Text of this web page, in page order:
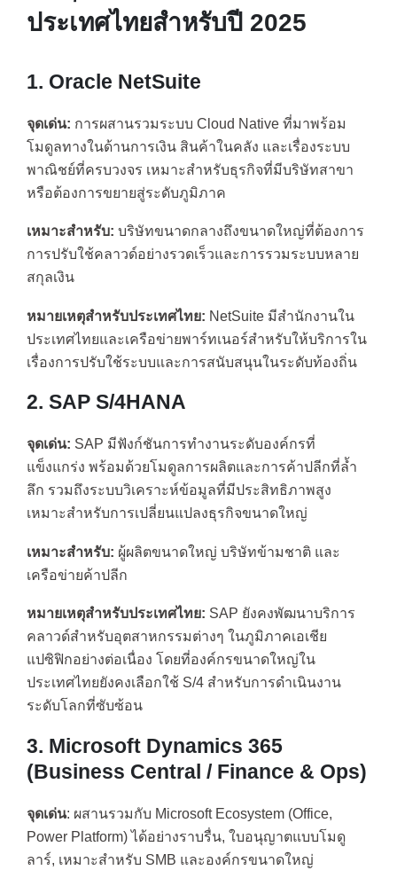
ประเทศไทยสำหรับปี 2025
1. Oracle NetSuite
จุดเด่น: การผสานรวมระบบ Cloud Native ที่มาพร้อม
โมดูลทางในด้านการเงิน สินค้าในคลัง และเรื่องระบบ
พาณิชย์ที่ครบวงจร เหมาะสำหรับธุรกิจที่มีบริษัทสาขา
หรือต้องการขยายสู่ระดับภูมิภาค
เหมาะสำหรับ: บริษัทขนาดกลางถึงขนาดใหญ่ที่ต้องการ
การปรับใช้คลาวด์อย่างรวดเร็วและการรวมระบบหลาย
สกุลเงิน
หมายเหตุสำหรับประเทศไทย: NetSuite มีสำนักงานใน
ประเทศไทยและเครือข่ายพาร์ทเนอร์สำหรับให้บริการใน
เรื่องการปรับใช้ระบบและการสนับสนุนในระดับท้องถิ่น
2. SAP S/4HANA
จุดเด่น: SAP มีฟังก์ชันการทำงานระดับองค์กรที่
แข็งแกร่ง พร้อมด้วยโมดูลการผลิตและการค้าปลีกที่ล้ำ
ลึก รวมถึงระบบวิเคราะห์ข้อมูลที่มีประสิทธิภาพสูง
เหมาะสำหรับการเปลี่ยนแปลงธุรกิจขนาดใหญ่
เหมาะสำหรับ: ผู้ผลิตขนาดใหญ่ บริษัทข้ามชาติ และ
เครือข่ายค้าปลีก
หมายเหตุสำหรับประเทศไทย: SAP ยังคงพัฒนาบริการ
คลาวด์สำหรับอุตสาหกรรมต่างๆ ในภูมิภาคเอเชีย
แปซิฟิกอย่างต่อเนื่อง โดยที่องค์กรขนาดใหญ่ใน
ประเทศไทยยังคงเลือกใช้ S/4 สำหรับการดำเนินงาน
ระดับโลกที่ซับซ้อน
3. Microsoft Dynamics 365
(Business Central / Finance & Ops)
จุดเด่น: ผสานรวมกับ Microsoft Ecosystem (Office,
Power Platform) ได้อย่างราบรื่น, ใบอนุญาตแบบโมดู
ลาร์, เหมาะสำหรับ SMB และองค์กรขนาดใหญ่